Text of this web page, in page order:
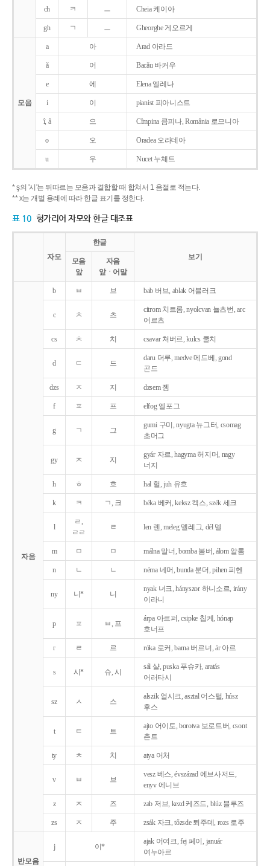
ch ㅋ ㅡ Cheia 케이아
gh ㄱ ㅡ Gheorghe 게오르게
모음
a 아 Arad 아라드
ǎ 어 Bacǎu 바커우
e 에 Elena 엘레나
i 이 pianist 피아니스트
î, â 으 Cîmpina 큼피나, România 로므니아
o 오 Oradea 오라데아
u 우 Nucet 누체트
* ş의 '시'는 뒤따르는 모음과 결합할 때 합쳐서 1 음절로 적는다.
** x는 개별 용례에 따라 한글 표기를 정한다.
표 10 헝가리어 자모와 한글 대조표
자모
한글
보기
모음
앞
자음
앞ㆍ어말
자음
b ㅂ 브 bab 버브, ablak 어블러크
c ㅊ 츠
citrom 치트롬, nyolcvan 뇰츠번, arc
어르츠
cs ㅊ 치 csavar 처버르, kulcs 쿨치
d ㄷ 드
daru 더루, medve 메드베, gond
곤드
dzs ㅈ 지 dzsem 젬
f ㅍ 프 elfog 엘포그
g ㄱ 그
gumi 구미, nyugta 뉴그터, csomag
초머그
gy ㅈ 지
gyár 자르, hagyma 허지머, nagy
너지
h ㅎ 흐 hal 헐, juh 유흐
k ㅋ ㄱ, 크 béka 베커, keksz 켁스, szék 세크
l
ㄹ,
ㄹㄹ
ㄹ len 렌, meleg 멜레그, dél 델
m ㅁ ㅁ málna 말너, bomba 봄버, álom 알롬
n ㄴ ㄴ néma 네머, bunda 분더, pihen 피헨
ny 니* 니
nyak 녀크, hányszor 하니소르, irány
이라니
p ㅍ ㅂ, 프
árpa 아르퍼, csipke 칩케, hónap
호너프
r ㄹ 르 róka 로커, barna 버르너, ár 아르
s 시* 슈, 시
sál 샬, puska 푸슈카, aratás
어러타시
sz ㅅ 스
alszik 얼시크, asztal 어스털, húsz
후스
t ㅌ 트
ajto 어이토, borotva 보로트버, csont
촌트
ty ㅊ 치 atya 어처
v ㅂ 브
vesz 베스, évszázad 에브사저드,
enyv 에니브
z ㅈ 즈 zab 저브, kezd 케즈드, blúz 블루즈
zs ㅈ 주 zsák 자크, tőzsde 퇴주데, rozs 로주
반모음
j 이*
ajak 어여크, fej 페이, január
여누아르